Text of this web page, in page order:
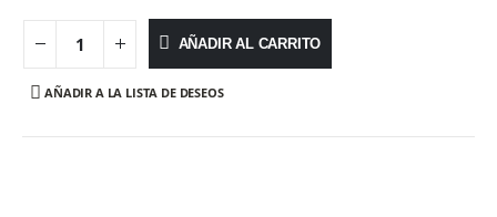
AÑADIR AL CARRITO
AÑADIR A LA LISTA DE DESEOS